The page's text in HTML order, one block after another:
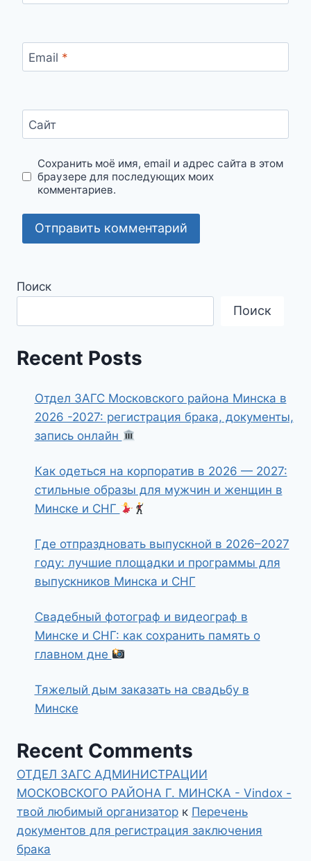
Email *
Сайт
Сохранить моё имя, email и адрес сайта в этом
браузере для последующих моих
комментариев.
Поиск
Поиск
Recent Posts
Отдел ЗАГС Московского района Минска в
2026 -2027: регистрация брака, документы,
запись онлайн
Как одеться на корпоратив в 2026 — 2027:
стильные образы для мужчин и женщин в
Минске и СНГ
Где отпраздновать выпускной в 2026–2027
году: лучшие площадки и программы для
выпускников Минска и СНГ
Свадебный фотограф и видеограф в
Минске и СНГ: как сохранить память о
главном дне
Тяжелый дым заказать на свадьбу в
Минске
Recent Comments
ОТДЕЛ ЗАГС АДМИНИСТРАЦИИ
МОСКОВСКОГО РАЙОНА Г. МИНСКА - Vindox -
твой любимый организатор к Перечень
документов для регистрация заключения
брака